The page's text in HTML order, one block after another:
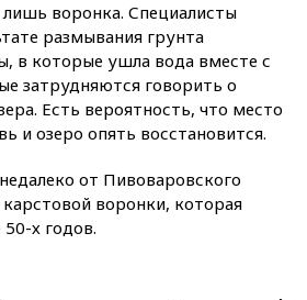
воронка. Специалисты
размывания грунта
в которые ушла вода вместе с
затрудняются говорить о
Есть вероятность, что место
и озеро опять восстановится.
от Пивоваровского
карстовой воронки, которая
х годов.